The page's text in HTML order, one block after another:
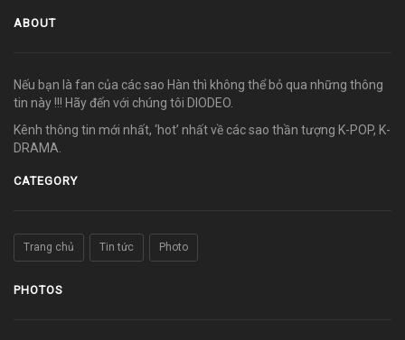
ABOUT
Nếu bạn là fan của các sao Hàn thì không thể bỏ qua những thông
tin này !!! Hãy đến với chúng tôi DIODEO.
Kênh thông tin mới nhất, ‘hot’ nhất về các sao thần tượng K-POP, K-
DRAMA.
CATEGORY
Trang chủ Tin tức Photo
PHOTOS